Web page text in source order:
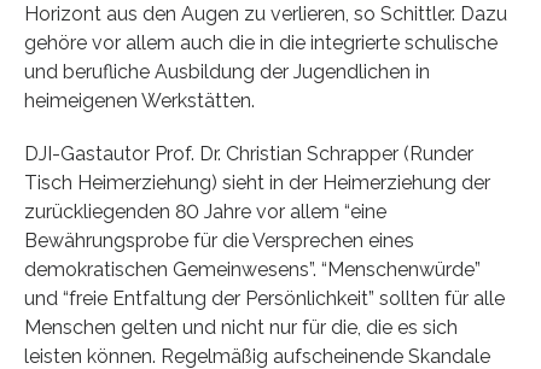
Horizont aus den Augen zu verlieren, so Schittler. Dazu
gehöre vor allem auch die in die integrierte schulische
und berufliche Ausbildung der Jugendlichen in
heimeigenen Werkstätten.
DJI-Gastautor Prof. Dr. Christian Schrapper (Runder
Tisch Heimerziehung) sieht in der Heimerziehung der
zurückliegenden 80 Jahre vor allem “eine
Bewährungsprobe für die Versprechen eines
demokratischen Gemeinwesens”. “Menschenwürde”
und “freie Entfaltung der Persönlichkeit” sollten für alle
Menschen gelten und nicht nur für die, die es sich
leisten können. Regelmäßig aufscheinende Skandale